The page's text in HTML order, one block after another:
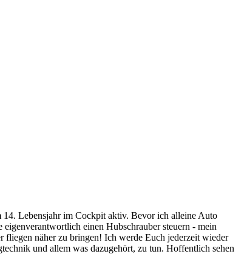
Lebensjahr im Cockpit aktiv. Bevor ich alleine Auto
einen Hubschrauber steuern - mein
näher zu bringen! Ich werde Euch jederzeit wieder
und allem was dazugehört, zu tun. Hoffentlich sehen